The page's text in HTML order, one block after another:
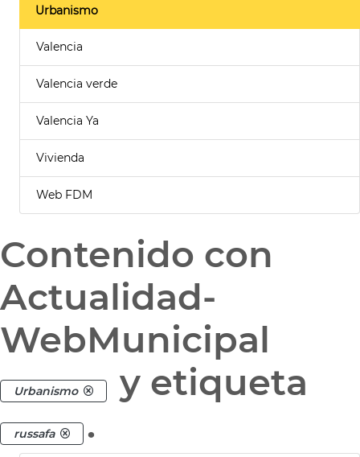
Urbanismo
Valencia
Valencia verde
Valencia Ya
Vivienda
Web FDM
Contenido con
Actualidad-
WebMunicipal
Urbanismo y etiqueta
russafa .